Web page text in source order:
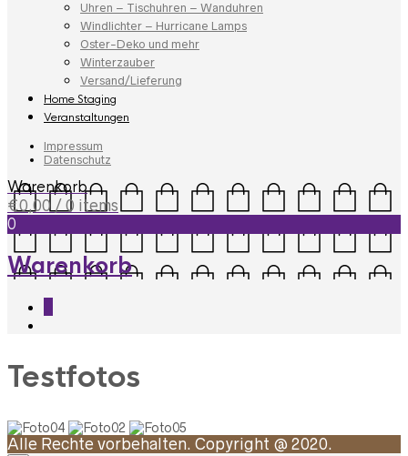
Uhren – Tischuhren – Wanduhren
Windlichter – Hurricane Lamps
Oster-Deko und mehr
Winterzauber
Versand/Lieferung
Home Staging
Veranstaltungen
Impressum
Datenschutz
Warenkorb
€0,00 / 0 items
0
Warenkorb
Testfotos
Alle Rechte vorbehalten. Copyright @ 2020.